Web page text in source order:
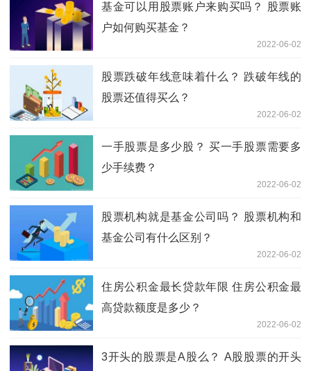
基金可以用股票账户来购买吗？ 股票账
户如何购买基金？
2022-06-02
股票跌破年线意味着什么？ 跌破年线的
股票还值得买么？
2022-06-02
一手股票是多少股？ 买一手股票需要多
少手续费？
2022-06-02
股票机构就是基金公司吗？ 股票机构和
基金公司有什么区别？
2022-06-02
住房公积金最长贷款年限 住房公积金最
高贷款额度是多少？
2022-06-02
3开头的股票是A股么？ A股股票的开头